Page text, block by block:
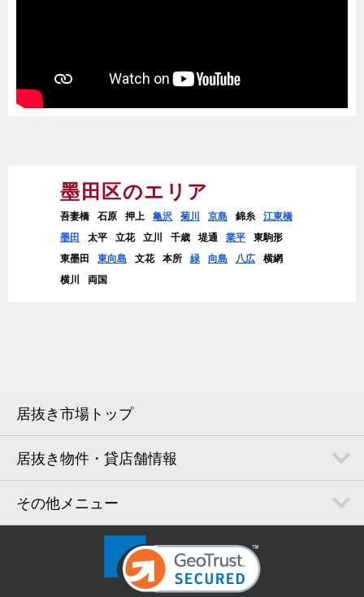
墨田区のエリア
吾妻橋 石原 押上 亀沢 菊川 京島 錦糸 江東橋
墨田
太平 立花 立川 千歳 堤通 業平 東駒形
東墨田
東向島 文花 本所 緑 向島 八広 横網
横川
両国
居抜き市場トップ
居抜き物件・貸店舗情報
その他メニュー